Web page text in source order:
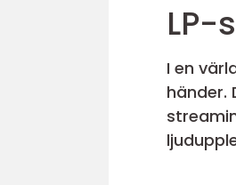
LP-
I en
händer.